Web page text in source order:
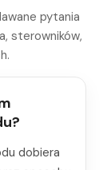
pytania
sterowników,
dobiera